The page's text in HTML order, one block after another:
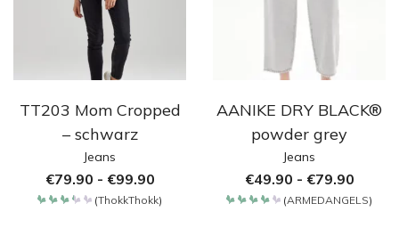
TT203 Mom Cropped
– schwarz
Jeans
€79.90 - €99.90
(ThokkThokk)
AANIKE DRY BLACK®
powder grey
Jeans
€49.90 - €79.90
(ARMEDANGELS)